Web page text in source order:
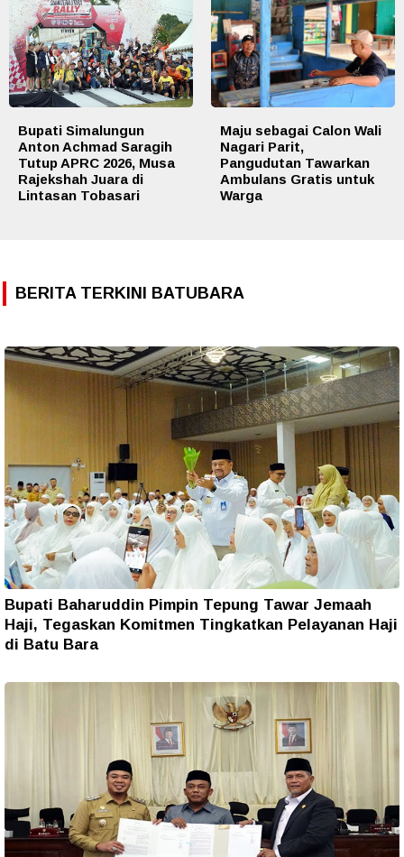
Bupati Simalungun
Anton Achmad Saragih
Tutup APRC 2026, Musa
Rajekshah Juara di
Lintasan Tobasari
Maju sebagai Calon Wali
Nagari Parit,
Pangudutan Tawarkan
Ambulans Gratis untuk
Warga
BERITA TERKINI BATUBARA
Bupati Baharuddin Pimpin Tepung Tawar Jemaah
Haji, Tegaskan Komitmen Tingkatkan Pelayanan Haji
di Batu Bara